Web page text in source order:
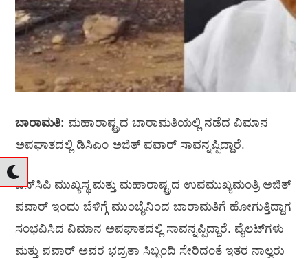
ಬಾರಾಮತಿ: ಮಹಾರಾಷ್ಟ್ರದ ಬಾರಾಮತಿಯಲ್ಲಿ ನಡೆದ ವಿಮಾನ
ಅಪಘಾತದಲ್ಲಿ ಡಿಸಿಎಂ ಅಜಿತ್ ಪವಾರ್ ಸಾವನ್ನಪ್ಪಿದ್ದಾರೆ.
ಎನ್‌ಸಿಪಿ ಮುಖ್ಯಸ್ಥ ಮತ್ತು ಮಹಾರಾಷ್ಟ್ರದ ಉಪಮುಖ್ಯಮಂತ್ರಿ ಅಜಿತ್
ಪವಾರ್ ಇಂದು ಬೆಳಿಗ್ಗೆ ಮುಂಬೈನಿಂದ ಬಾರಾಮತಿಗೆ ಹೋಗುತ್ತಿದ್ದಾಗ
ಸಂಭವಿಸಿದ ವಿಮಾನ ಅಪಘಾತದಲ್ಲಿ ಸಾವನ್ನಪ್ಪಿದ್ದಾರೆ. ಪೈಲಟ್‌ಗಳು
ಮತ್ತು ಪವಾರ್ ಅವರ ಭದ್ರತಾ ಸಿಬ್ಬಂದಿ ಸೇರಿದಂತೆ ಇತರ ನಾಲ್ವರು